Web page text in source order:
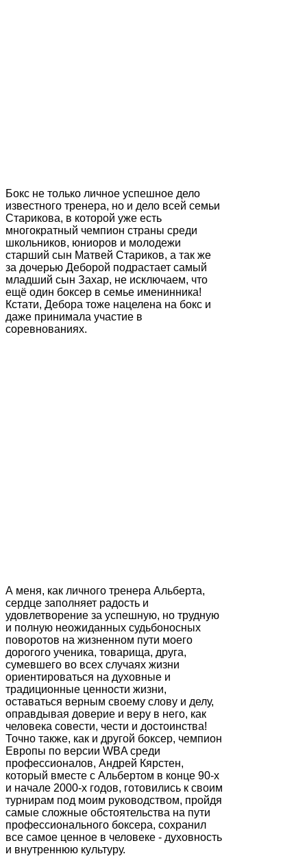
Бокс не только личное успешное дело
известного тренера, но и дело всей семьи
Старикова, в которой уже есть
многократный чемпион страны среди
школьников, юниоров и молодежи
старший сын Матвей Стариков, а так же
за дочерью Деборой подрастает самый
младший сын Захар, не исключаем, что
ещё один боксер в семье именинника!
Кстати, Дебора тоже нацелена на бокс и
даже принимала участие в
соревнованиях.
А меня, как личного тренера Альберта,
сердце заполняет радость и
удовлетворение за успешную, но трудную
и полную неожиданных судьбоносных
поворотов на жизненном пути моего
дорогого ученика, товарища, друга,
сумевшего во всех случаях жизни
ориентироваться на духовные и
традиционные ценности жизни,
оставаться верным своему слову и делу,
оправдывая доверие и веру в него, как
человека совести, чести и достоинства!
Точно также, как и другой боксер, чемпион
Европы по версии WBA среди
профессионалов, Андрей Кярстен,
который вместе с Альбертом в конце 90-х
и начале 2000-х годов, готовились к своим
турнирам под моим руководством, пройдя
самые сложные обстоятельства на пути
профессионального боксера, сохранил
все самое ценное в человеке - духовность
и внутреннюю культуру.